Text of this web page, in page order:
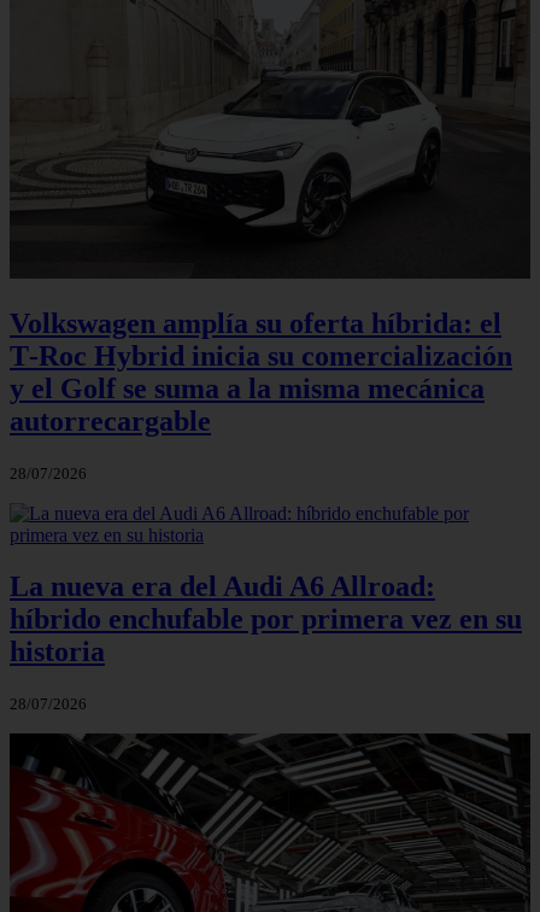
Volkswagen amplía su oferta híbrida: el
T‑Roc Hybrid inicia su comercialización
y el Golf se suma a la misma mecánica
autorrecargable
28/07/2026
La nueva era del Audi A6 Allroad:
híbrido enchufable por primera vez en su
historia
28/07/2026